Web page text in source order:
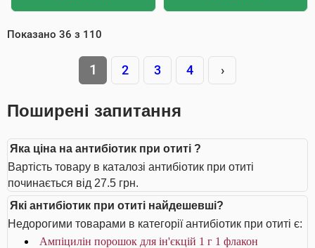
Показано 36 з 110
1 2 3 4 ›
Поширені запитання
Яка ціна на антибіотик при отиті ?
Вартість товару в каталозі антибіотик при отиті
починається від 27.5 грн.
Які антибіотик при отиті найдешевші?
Недорогими товарами в категорії антибіотик при отиті є:
Ампіцилін порошок для ін'єкцій 1 г 1 флакон